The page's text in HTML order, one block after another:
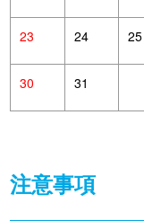
23 24 25
30 31
注意事項